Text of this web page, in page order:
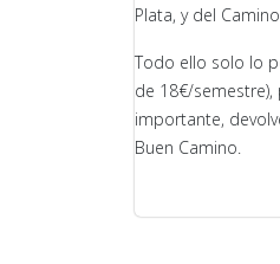
Plata, y del
Todo ello solo lo
de 18€/
importante,
Buen Camino.